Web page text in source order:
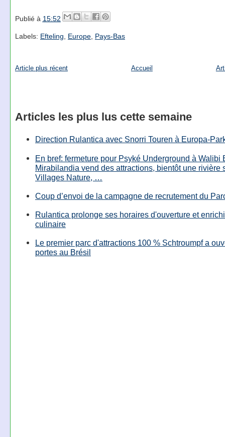
Publié à 15:52
Labels: Efteling Europe, Pays-Bas
Article plus récent Accueil
Articles les plus lus cette semaine
Direction Rulantica avec Snorri Touren à Europa-
En bref: fermeture pour Psyké Underground à Walibi
Mirabilandia vend des attractions, bientôt une rivière
Villages Nature, …
Coup d’envoi de la campagne de recrutement du
Rulantica prolonge ses horaires d'ouverture et
culinaire
Le premier parc d'attractions 100 % Schtroumpf a
portes au Brésil